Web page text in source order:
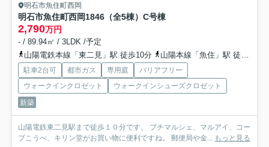
明石市魚住町西岡
明石市魚住町西岡1846（全5棟）C号棟
2,790万円
- / 89.94㎡ / 3LDK /予定
山陽電鉄本線「東二見」駅 徒歩10分
山陽本線「魚住」駅 徒歩21分
駐車2台可 都市ガス 専用庭
バリアフリー
ウォークインクロゼット
ウォークインシューズクロゼット
新築
山陽電鉄東二見駅まで徒歩１０分です。 プチマルシェ、マルアイ、コー
プこうべ、キリン堂がお買い物に便利ですね。 郵便局や金...
もっと見る